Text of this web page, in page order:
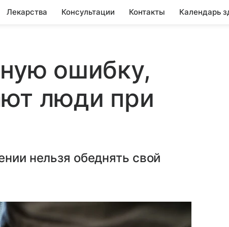
Лекарства Консультации Контакты Календарь
ошибку,
люди при
нельзя обеднять свой